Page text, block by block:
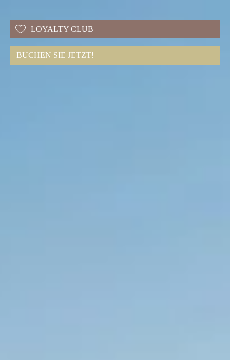
LOYALTY CLUB
BUCHEN SIE JETZT!